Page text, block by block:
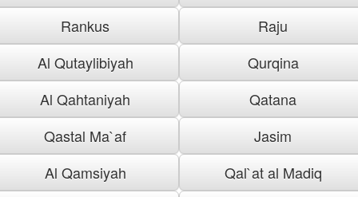
Rankus
Raju
Al Qutaylibiyah
Qurqina
Al Qahtaniyah
Qatana
Qastal Ma`af
Jasim
Al Qamsiyah
Qal`at al Madiq